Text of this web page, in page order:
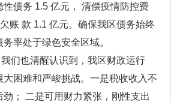
性债务 1.5 亿元， 清偿疫情防控费
账 款 1.1 亿元。确保我区债务始终
率处于绿色安全区域。
们也清醒认识到，我区财政运行
困难和严峻挑战。一是税收收入不
劲； 二是可用财力紧张，刚性支出